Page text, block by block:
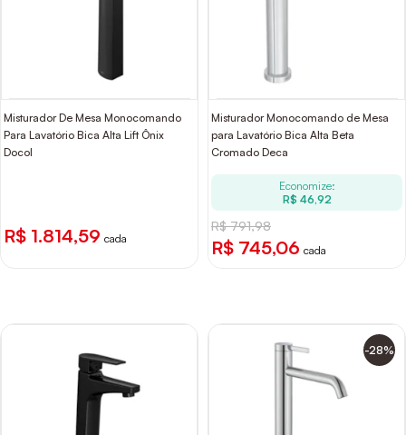
Misturador De Mesa Monocomando
Para Lavatório Bica Alta Lift Ônix
Docol
R$ 1.814,59 cada
Misturador Monocomando de Mesa
para Lavatório Bica Alta Beta
Cromado Deca
Economize:
R$ 46,92
R$ 791,98
R$ 745,06 cada
-28%